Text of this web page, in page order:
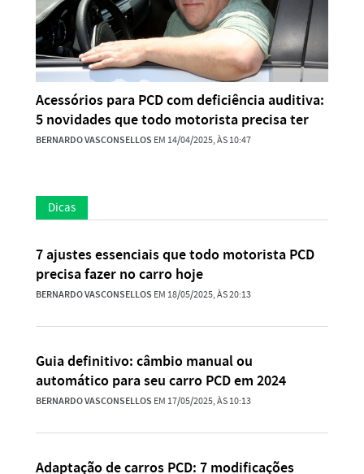
Acessórios para PCD com deficiência auditiva:
5 novidades que todo motorista precisa ter
BERNARDO VASCONSELLOS EM 14/04/2025, ÀS 10:47
Dicas
7 ajustes essenciais que todo motorista PCD
precisa fazer no carro hoje
BERNARDO VASCONSELLOS EM 18/05/2025, ÀS 20:13
Guia definitivo: câmbio manual ou
automático para seu carro PCD em 2024
BERNARDO VASCONSELLOS EM 17/05/2025, ÀS 10:13
Adaptação de carros PCD: 7 modificações